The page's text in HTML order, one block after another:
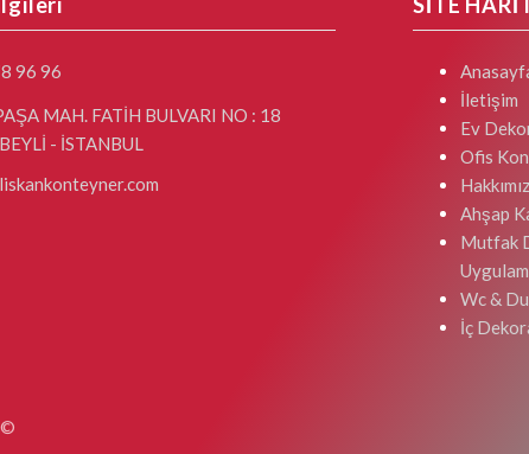
İletişim
Ev
Ofis
Ahşap
Mutfak
Wc &
İç
96 96
MAH. FATİH BULVARI NO : 18
- İSTANBUL